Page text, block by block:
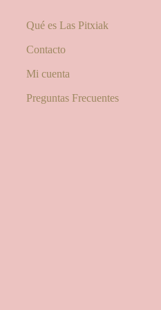
Qué es Las Pitxiak
Contacto
Mi cuenta
Preguntas Frecuentes